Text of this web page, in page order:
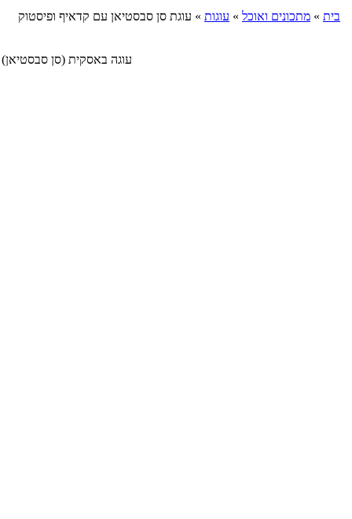
בית » מתכונים ואוכל » עוגות » עוגת סן סבסטיאן עם קדאיף ופיסטוק
עוגה באסקית (סן סבסטיאן) עם